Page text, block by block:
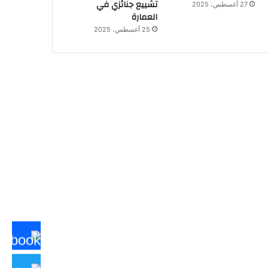
27 أغسطس، 2025
تشييع جنائزي في
العمارة
25 أغسطس، 2025